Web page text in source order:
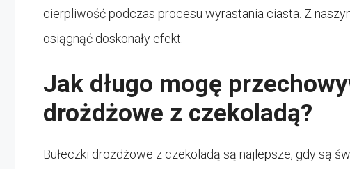
cierpliwość podczas procesu wyrastania ciasta. Z
osiągnąć doskonały efekt.
Jak długo mogę
drożdżowe z czekoladą?
Bułeczki drożdżowe z czekoladą są najlepsze, gdy są